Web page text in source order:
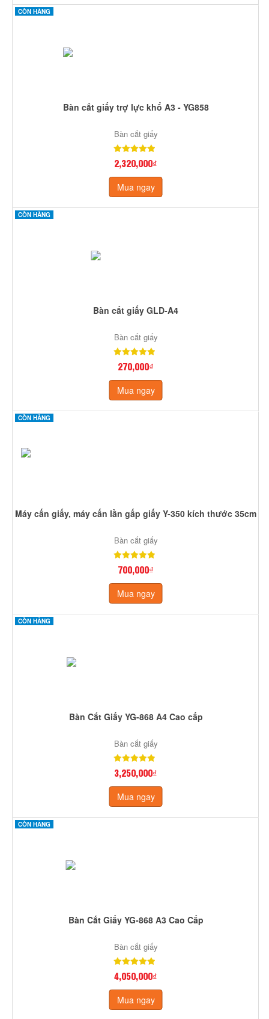
CÒN HÀNG
Bàn cắt giấy trợ lực khổ A3 - YG858
Bàn cắt giấy
2,320,000₫
Mua ngay
CÒN HÀNG
Bàn cắt giấy GLD-A4
Bàn cắt giấy
270,000₫
Mua ngay
CÒN HÀNG
Máy cấn giấy, máy cấn lằn gấp giấy Y-350 kích thước 35cm
Bàn cắt giấy
700,000₫
Mua ngay
CÒN HÀNG
Bàn Cắt Giấy YG-868 A4 Cao cấp
Bàn cắt giấy
3,250,000₫
Mua ngay
CÒN HÀNG
Bàn Cắt Giấy YG-868 A3 Cao Cấp
Bàn cắt giấy
4,050,000₫
Mua ngay